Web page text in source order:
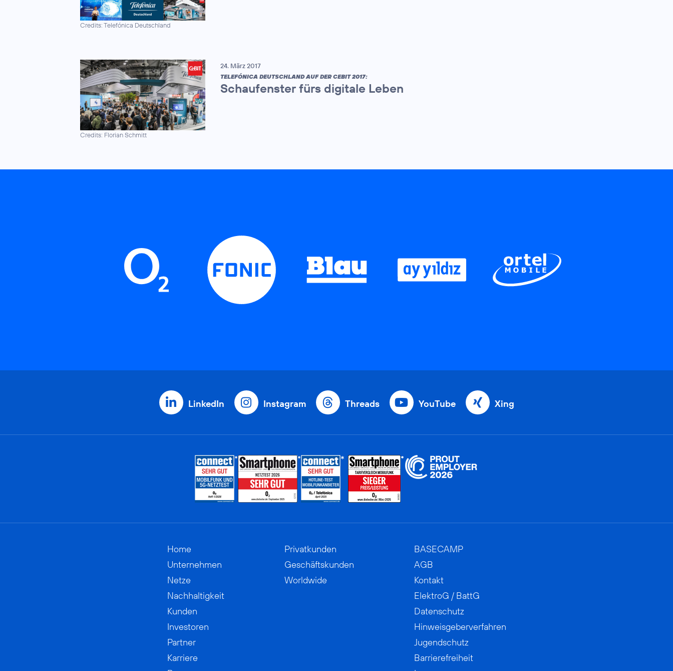
Credits: Telefónica Deutschland
Credits: Florian Schmitt
24. März 2017
TELEFÓNICA DEUTSCHLAND AUF DER CEBIT 2017:
Schaufenster fürs digitale Leben
LinkedIn Instagram Threads YouTube Xing
Home
Unternehmen
Netze
Nachhaltigkeit
Kunden
Investoren
Partner
Karriere
Privatkunden
Geschäftskunden
Worldwide
BASECAMP
AGB
Kontakt
ElektroG / BattG
Datenschutz
Hinweisgeberverfahren
Jugendschutz
Barrierefreiheit